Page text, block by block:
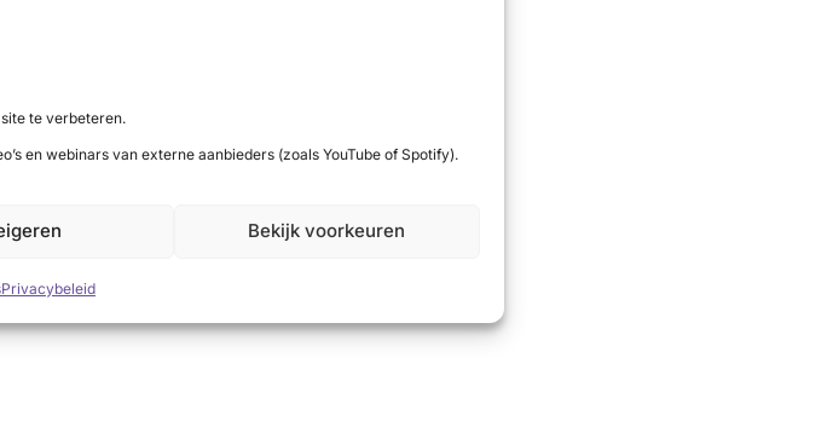
te verbeteren.
en webinars van externe aanbieders (zoals YouTube of Spotify).
Bekijk voorkeuren
Privacybeleid
pré, maar geen must